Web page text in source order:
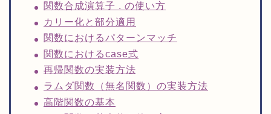
関数合成演算子 . の使い方
カリー化と部分適用
関数におけるパターンマッチ
関数におけるcase式
再帰関数の実装方法
ラムダ関数（無名関数）の実装方法
高階関数の基本